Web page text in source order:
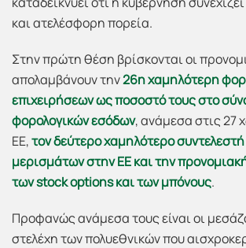
και ατελέσφορη πορεία.
Στην πρώτη θέση βρίσκονται οι
απολαμβάνουν την26η χαμηλότερη
επιχειρήσεων ως ποσοστό τους στο
φορολογικών εσόδων, ανάμεσα στις 27
ΕΕ,τον δεύτερο χαμηλότερο
μερισμάτων στην ΕΕ και την
τωνstockoptions και των μπόνους.
Προφανώς ανάμεσα τους είναι οι
στελέχη των πολυεθνικών που